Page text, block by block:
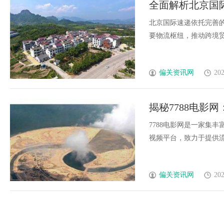
全面解析北京国
北京国际速递依托完善
要物流枢纽，推动跨境
偏关资讯网
揭秘7788电影
7788电影网是一家集丰
视频平台，致力于提供
偏关资讯网